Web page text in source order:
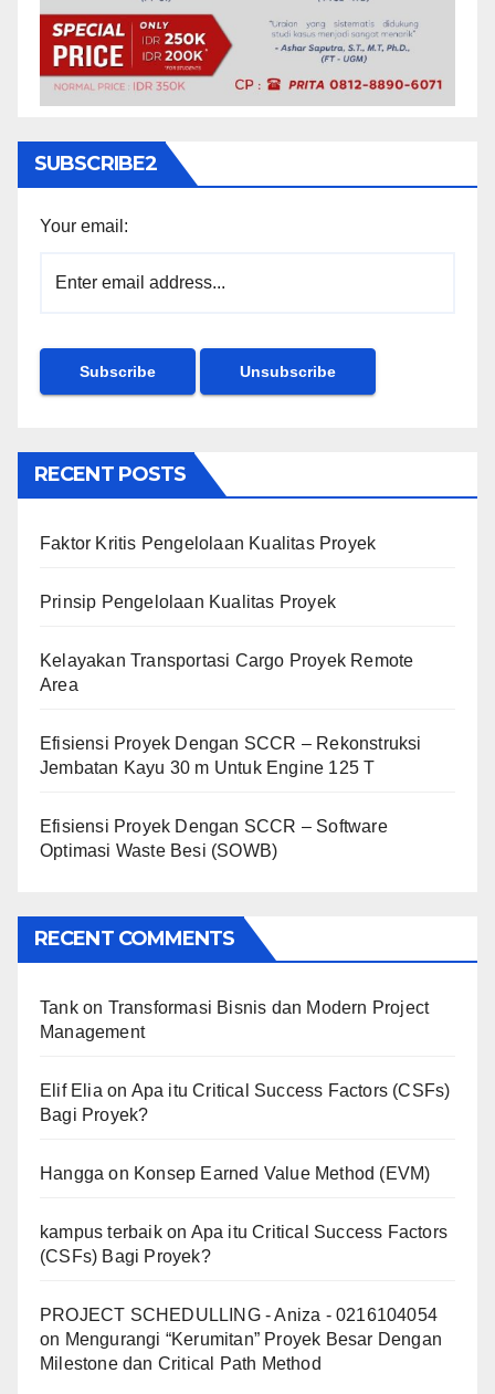
SUBSCRIBE2
Your email:
RECENT POSTS
Faktor Kritis Pengelolaan Kualitas Proyek
Prinsip Pengelolaan Kualitas Proyek
Kelayakan Transportasi Cargo Proyek Remote
Area
Efisiensi Proyek Dengan SCCR – Rekonstruksi
Jembatan Kayu 30 m Untuk Engine 125 T
Efisiensi Proyek Dengan SCCR – Software
Optimasi Waste Besi (SOWB)
RECENT COMMENTS
Tankon Transformasi Bisnis dan Modern Project
Management
Elif Eliaon Apa itu Critical Success Factors (CSFs)
Bagi Proyek?
Hangga on Konsep Earned Value Method (EVM)
kampus terbaikon Apa itu Critical Success Factors
(CSFs) Bagi Proyek?
PROJECT SCHEDULLING - Aniza - 0216104054
on Mengurangi “Kerumitan” Proyek Besar Dengan
Milestone dan Critical Path Method